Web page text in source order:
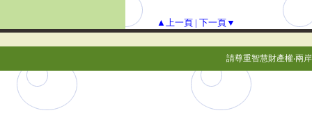
▲上一頁 | 下一頁▼
請尊重智慧財產權‧兩